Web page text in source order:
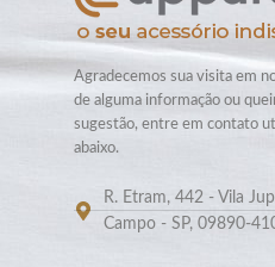
Agradecemos sua visita em
de alguma informação ou
sugestão, entre em contato
abaixo.
R. Etram, 442 - Vila
Campo - SP, 09890-